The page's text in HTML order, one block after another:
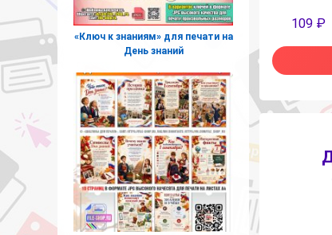
109 ₽
«Ключ к знаниям» для печати на
День знаний